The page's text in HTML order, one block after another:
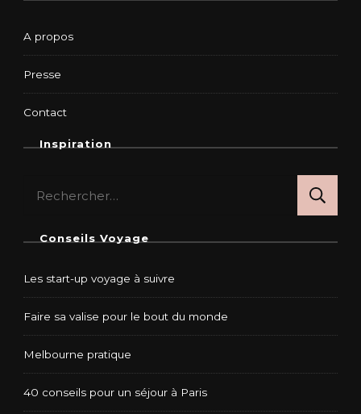
A propos
Presse
Contact
Inspiration
Conseils Voyage
Les start-up voyage à suivre
Faire sa valise pour le bout du monde
Melbourne pratique
40 conseils pour un séjour à Paris